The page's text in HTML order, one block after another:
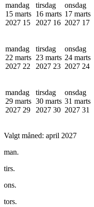
mandag
15 marts
2027 15
tirsdag
16 marts
2027 16
onsdag
17 marts
2027 17
mandag
22 marts
2027 22
tirsdag
23 marts
2027 23
onsdag
24 marts
2027 24
mandag
29 marts
2027 29
tirsdag
30 marts
2027 30
onsdag
31 marts
2027 31
Valgt måned: april 2027
man.
tirs.
ons.
tors.